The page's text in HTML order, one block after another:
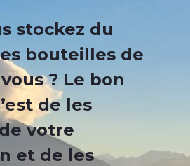
du
bouteilles de
? Le bon
de les
votre
et de les